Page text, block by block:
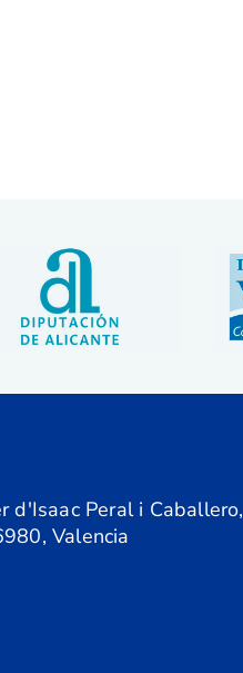
d'Isaac Peral i Caballero,
Valencia